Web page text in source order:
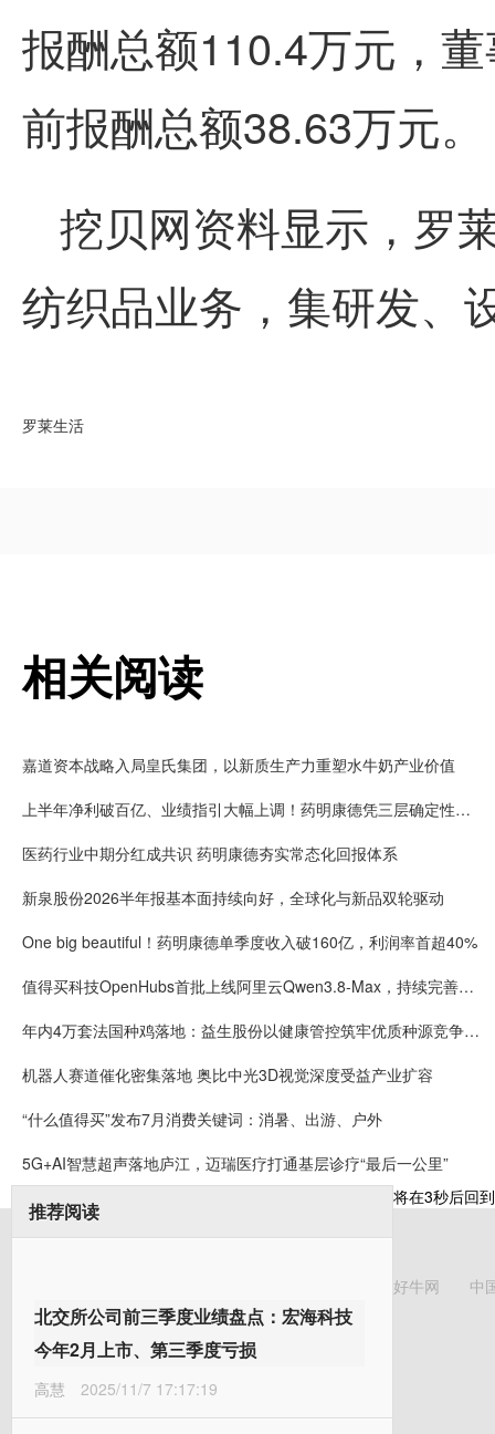
报酬总额110.4万元，
前报酬总额38.63万元。
挖贝网资料显示，罗
纺织品业务，集研发、
罗莱生活
相关阅读
嘉道资本战略入局皇氏集团，以新质生产力重塑水牛奶产业价值
上半年净利破百亿、业绩指引大幅上调！药明康德凭三层确定性接住K型分化红利
医药行业中期分红成共识 药明康德夯实常态化回报体系
新泉股份2026半年报基本面持续向好，全球化与新品双轮驱动
One big beautiful！药明康德单季度收入破160亿，利润率首超40%
值得买科技OpenHubs首批上线阿里云Qwen3.8-Max，持续完善企业多模型服务
年内4万套法国种鸡落地：益生股份以健康管控筑牢优质种源竞争壁垒
机器人赛道催化密集落地 奥比中光3D视觉深度受益产业扩容
“什么值得买”发布7月消费关键词：消暑、出游、户外
5G+AI智慧超声落地庐江，迈瑞医疗打通基层诊疗“最后一公里”
推荐阅读
北交所公司前三季度业绩盘点：宏海科技
今年2月上市、第三季度亏损
高慧 2025/11/7 17:17:19
将在3秒后回
好牛网 中